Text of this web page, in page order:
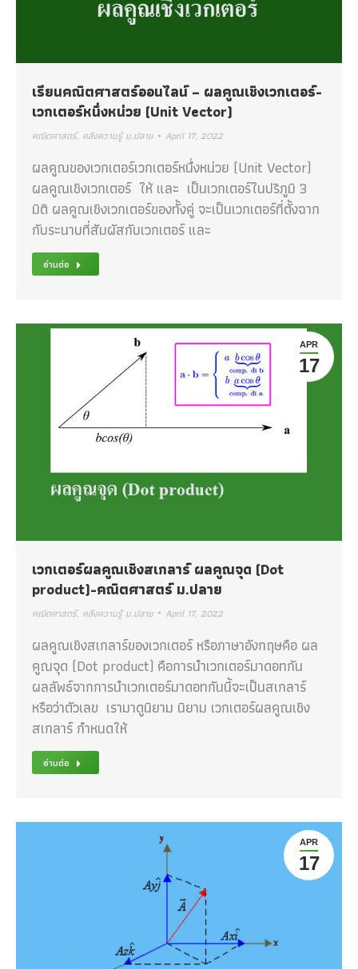
เรียนคณิตศาสตร์ออนไลน์ – ผลคูณเชิงเวกเตอร์-
เวกเตอร์หนึ่งหน่วย (Unit Vector)
คณิตศาสตร์, คลังความรู้ ม.ปลาย April 17, 2022
ผลคูณของเวกเตอร์เวกเตอร์หนึ่งหน่วย (Unit Vector)
ผลคูณเชิงเวกเตอร์ ให้ และ เป็นเวกเตอร์ในปริภูมิ 3
มิติ ผลคูณเชิงเวกเตอร์ของทั้งคู่ จะเป็นเวกเตอร์ที่ตั้งฉาก
กับระนาบที่สัมผัสกับเวกเตอร์ และ
อ่านต่อ
APR
17
เวกเตอร์ผลคูณเชิงสเกลาร์ ผลคูณจุด (Dot
product)-คณิตศาสตร์ ม.ปลาย
คณิตศาสตร์, คลังความรู้ ม.ปลาย April 17, 2022
ผลคูณเชิงสเกลาร์ของเวกเตอร์ หรือภาษาอังกฤษคือ ผล
คูณจุด (Dot product) คือการนำเวกเตอร์มาดอทกัน
ผลลัพธ์จากการนำเวกเตอร์มาดอทกันนี้จะเป็นสเกลาร์
หรือว่าตัวเลข เรามาดูนิยาม นิยาม เวกเตอร์ผลคูณเชิง
สเกลาร์ กำหนดให้
อ่านต่อ
APR
17